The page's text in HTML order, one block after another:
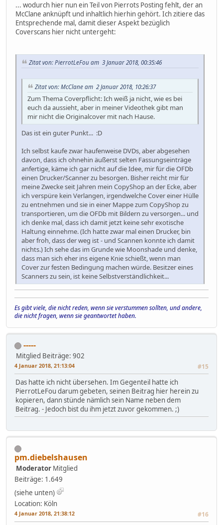
... wodurch hier nun ein Teil von Pierrots Posting fehlt, der an
McClane anknüpft und inhaltlich hierhin gehört. Ich zitiere das
Entsprechende mal, damit dieser Aspekt bezüglich
Coverscans hier nicht untergeht:
Zitat von: PierrotLeFou am 3 Januar 2018, 00:35:46
Zitat von: McClane am 2 Januar 2018, 10:26:37
Zum Thema Coverpflicht: Ich weiß ja nicht, wie es bei
euch da aussieht, aber in meiner Videothek gibt man
mir nicht die Originalcover mit nach Hause.
Das ist ein guter Punkt... :D
Ich selbst kaufe zwar haufenweise DVDs, aber abgesehen
davon, dass ich ohnehin äußerst selten Fassungseinträge
anfertige, käme ich gar nicht auf die Idee, mir für die OFDb
einen Drucker/Scanner zu besorgen. Bisher reicht mir für
meine Zwecke seit Jahren mein CopyShop an der Ecke, aber
ich verspüre kein Verlangen, irgendwelche Cover einer Hülle
zu entnehmen und sie in einer Mappe zum CopyShop zu
transportieren, um die OFDb mit Bildern zu versorgen... und
ich denke mal, dass ich damit jetzt keine sehr exotische
Haltung einnehme. (Ich hatte zwar mal einen Drucker, bin
aber froh, dass der weg ist - und Scannen konnte ich damit
nichts.) Ich sehe das im Grunde wie Moonshade und denke,
dass man sich eher ins eigene Knie schießt, wenn man
Cover zur festen Bedingung machen würde. Besitzer eines
Scanners zu sein, ist keine Selbstverständlichkeit...
Es gibt viele, die nicht reden, wenn sie verstummen sollten, und andere,
die nicht fragen, wenn sie geantwortet haben.
-----
Mitglied Beiträge: 902
4 Januar 2018, 21:13:04 #15
Das hatte ich nicht übersehen. Im Gegenteil hatte ich
PierrotLeFou darum gebeten, seinen Beitrag hier herein zu
kopieren, dann stünde nämlich sein Name neben dem
Beitrag. - Jedoch bist du ihm jetzt zuvor gekommen. ;)
pm.diebelshausen
Moderator Mitglied
Beiträge: 1.649
(siehe unten)
Location: Köln
4 Januar 2018, 21:38:12 #16